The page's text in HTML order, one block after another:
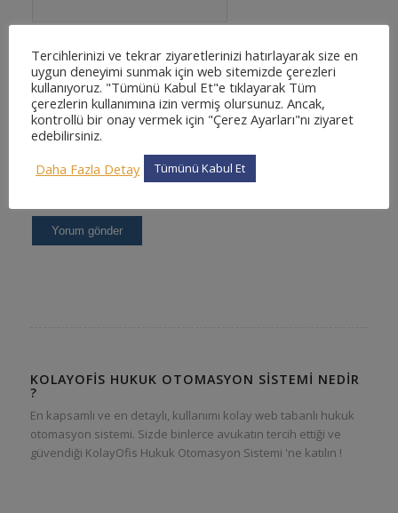
KOLAYOFIS HUKUK OTOMASYON SISTEMI NEDIR
?
En kapsamlı ve en detaylı, kullanımı kolay web tabanlı hukuk
otomasyon sistemi. Sizde binlerce avukatın tercih ettiği ve
güvendiği KolayOfis Hukuk Otomasyon Sistemi 'ne katılın !
Tercihlerinizi ve tekrar ziyaretlerinizi hatırlayarak size en
uygun deneyimi sunmak için web sitemizde çerezleri
kullanıyoruz. "Tümünü Kabul Et"e tıklayarak Tüm
çerezlerin kullanımına izin vermiş olursunuz. Ancak,
kontrollü bir onay vermek için "Çerez Ayarları"nı ziyaret
edebilirsiniz.
Daha Fazla Detay
Tümünü Kabul Et